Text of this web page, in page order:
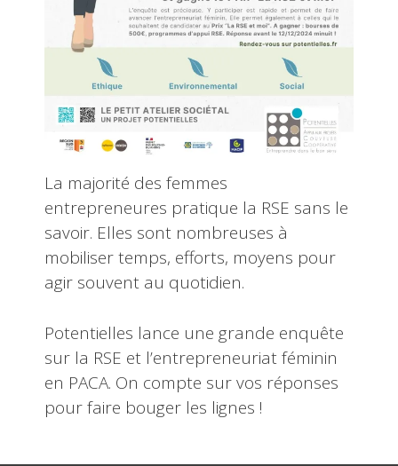
La majorité des femmes
entrepreneures pratique la RSE sans le
savoir. Elles sont nombreuses à
mobiliser temps, efforts, moyens pour
agir souvent au quotidien.
Potentielles lance une grande enquête
sur la RSE et l’entrepreneuriat féminin
en PACA. On compte sur vos réponses
pour faire bouger les lignes !